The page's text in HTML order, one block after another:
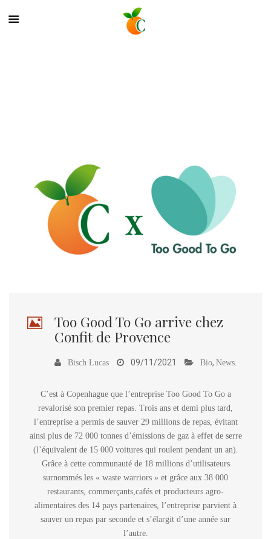
Too Good To Go arrive chez
Confit de Provence
Bisch Lucas 09/11/2021 Bio, News.
C’est à Copenhague que l’entreprise Too Good To Go a
revalorisé son premier repas. Trois ans et demi plus tard,
l’entreprise a permis de sauver 29 millions de repas, évitant
ainsi plus de 72 000 tonnes d’émissions de gaz à effet de serre
(l’équivalent de 15 000 voitures qui roulent pendant un an).
Grâce à cette communauté de 18 millions d’utilisateurs
surnommés les « waste warriors » et grâce aux 38 000
restaurants, commerçants,cafés et producteurs agro-
alimentaires des 14 pays partenaires, l’entreprise parvient à
sauver un repas par seconde et s’élargit d’une année sur
l’autre.